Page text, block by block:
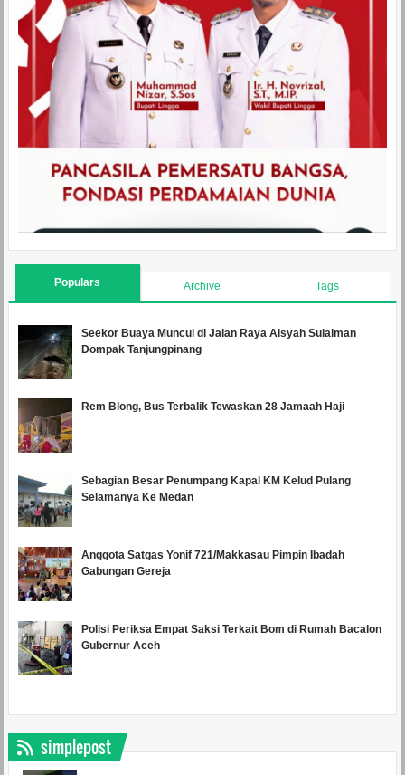
Populars Archive Tags
Seekor Buaya Muncul di Jalan Raya Aisyah Sulaiman
Dompak Tanjungpinang
Rem Blong, Bus Terbalik Tewaskan 28 Jamaah Haji
Sebagian Besar Penumpang Kapal KM Kelud Pulang
Selamanya Ke Medan
Anggota Satgas Yonif 721/Makkasau Pimpin Ibadah
Gabungan Gereja
Polisi Periksa Empat Saksi Terkait Bom di Rumah Bacalon
Gubernur Aceh
simplepost